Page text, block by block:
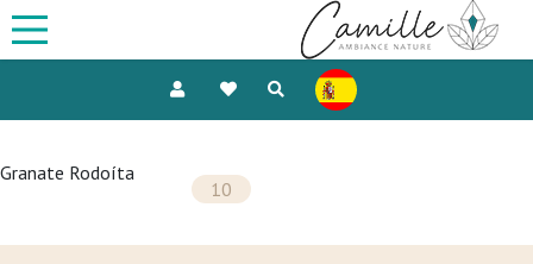
Granate Rodoíta
10